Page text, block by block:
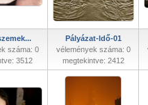
száma: 0
3512
Pályázat-Idő-01
vélemények száma: 0
megtekintve: 2412